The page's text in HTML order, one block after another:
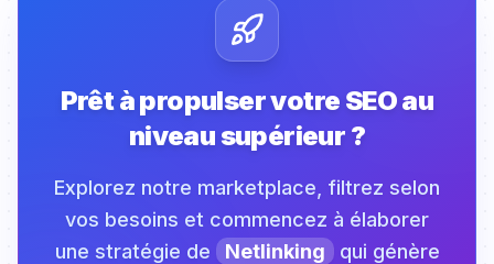
Prêt à propulser votre SEO au
niveau supérieur ?
Explorez notre marketplace, filtrez selon
vos besoins et commencez à élaborer
une stratégie de
Netlinking
qui génère